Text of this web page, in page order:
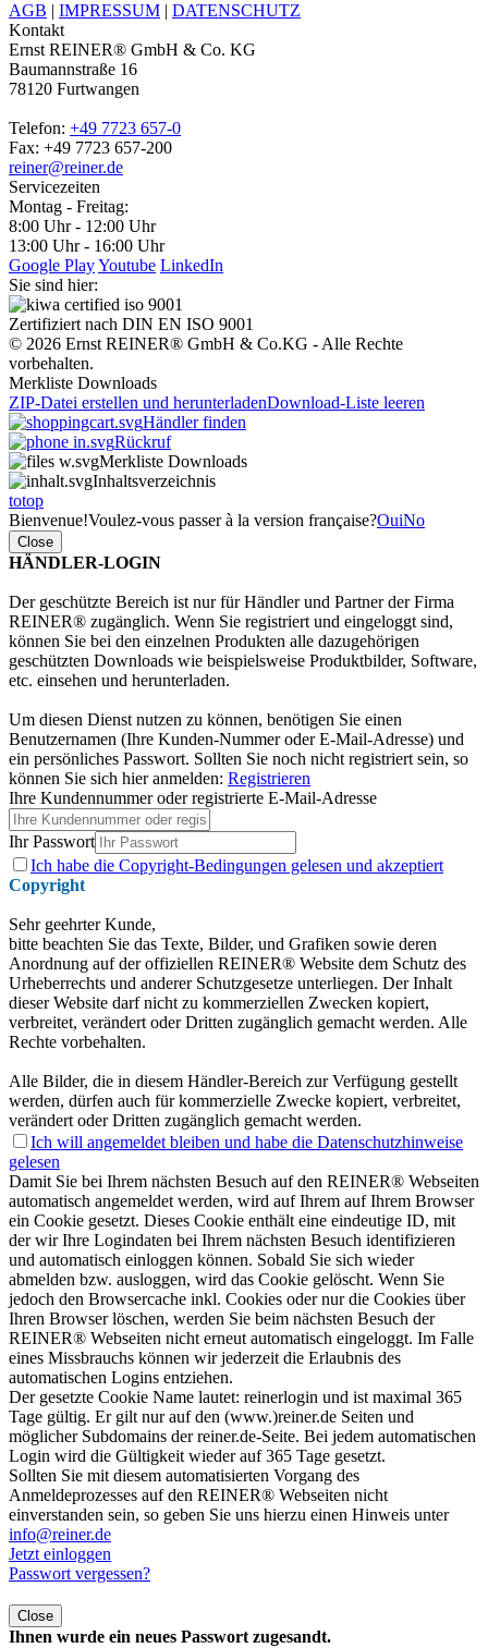
AGB | IMPRESSUM | DATENSCHUTZ
Kontakt
Ernst REINER® GmbH & Co. KG
Baumannstraße 16
78120 Furtwangen
Telefon: +49 7723 657-0
Fax: +49 7723 657-200
reiner@reiner.de
Servicezeiten
Montag - Freitag:
8:00 Uhr - 12:00 Uhr
13:00 Uhr - 16:00 Uhr
Google PlayYoutube LinkedIn
Sie sind hier:
Zertifiziert nach DIN EN ISO 9001
© 2026 Ernst REINER® GmbH & Co.KG - Alle Rechte
vorbehalten.
Merkliste Downloads
ZIP-Datei erstellen und herunterladenDownload-Liste leeren
Händler finden
Rückruf
Merkliste Downloads
Inhaltsverzeichnis
totop
Bienvenue!Voulez-vous passer à la version française?OuiNo
Close
HÄNDLER-LOGIN
Der geschützte Bereich ist nur für Händler und Partner der Firma
REINER® zugänglich. Wenn Sie registriert und eingeloggt sind,
können Sie bei den einzelnen Produkten alle dazugehörigen
geschützten Downloads wie beispielsweise Produktbilder, Software,
etc. einsehen und herunterladen.
Um diesen Dienst nutzen zu können, benötigen Sie einen
Benutzernamen (Ihre Kunden-Nummer oder E-Mail-Adresse) und
ein persönliches Passwort. Sollten Sie noch nicht registriert sein, so
können Sie sich hier anmelden: Registrieren
Ihre Kundennummer oder registrierte E-Mail-Adresse
Ihr Passwort
Ich habe die Copyright-Bedingungen gelesen und akzeptiert
Copyright
Sehr geehrter Kunde,
bitte beachten Sie das Texte, Bilder, und Grafiken sowie deren
Anordnung auf der offiziellen REINER® Website dem Schutz des
Urheberrechts und anderer Schutzgesetze unterliegen. Der Inhalt
dieser Website darf nicht zu kommerziellen Zwecken kopiert,
verbreitet, verändert oder Dritten zugänglich gemacht werden. Alle
Rechte vorbehalten.
Alle Bilder, die in diesem Händler-Bereich zur Verfügung gestellt
werden, dürfen auch für kommerzielle Zwecke kopiert, verbreitet,
verändert oder Dritten zugänglich gemacht werden.
Ich will angemeldet bleiben und habe die Datenschutzhinweise
gelesen
Damit Sie bei Ihrem nächsten Besuch auf den REINER® Webseiten
automatisch angemeldet werden, wird auf Ihrem auf Ihrem Browser
ein Cookie gesetzt. Dieses Cookie enthält eine eindeutige ID, mit
der wir Ihre Logindaten bei Ihrem nächsten Besuch identifizieren
und automatisch einloggen können. Sobald Sie sich wieder
abmelden bzw. ausloggen, wird das Cookie gelöscht. Wenn Sie
jedoch den Browsercache inkl. Cookies oder nur die Cookies über
Ihren Browser löschen, werden Sie beim nächsten Besuch der
REINER® Webseiten nicht erneut automatisch eingeloggt. Im Falle
eines Missbrauchs können wir jederzeit die Erlaubnis des
automatischen Logins entziehen.
Der gesetzte Cookie Name lautet: reinerlogin und ist maximal 365
Tage gültig. Er gilt nur auf den (www.)reiner.de Seiten und
möglicher Subdomains der reiner.de-Seite. Bei jedem automatischen
Login wird die Gültigkeit wieder auf 365 Tage gesetzt.
Sollten Sie mit diesem automatisierten Vorgang des
Anmeldeprozesses auf den REINER® Webseiten nicht
einverstanden sein, so geben Sie uns hierzu einen Hinweis unter
info@reiner.de
Jetzt einloggen
Passwort vergessen?
Close
Ihnen wurde ein neues Passwort zugesandt.